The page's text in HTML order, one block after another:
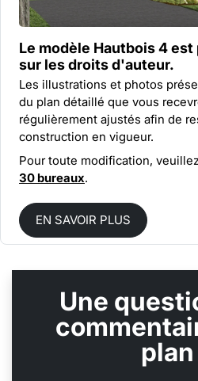
Le modèle Hautbois 4 est
sur les droits d'auteur.
Les illustrations et photos
du plan détaillé que vous
régulièrement ajustés afin de
construction en vigueur.
Pour toute modification,
30 bureaux.
EN SAVOIR PLUS
Une
plan